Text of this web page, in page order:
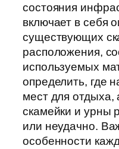
состояния
включает в себя
существующих
расположения,
используемых
определить, где
мест для отдыха,
скамейки и урны
или неудачно.
особенности